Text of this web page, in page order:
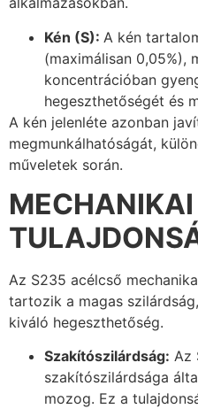
Kén (S): A kén
(maximálisan 0,05%),
koncentrációban
hegeszthetőségét és
A kén jelenléte azonban
megmunkálhatóságát,
műveletek során.
MECHANIKAI
Az S235 acélcső
tartozik a magas
kiváló hegeszthetőség.
Szakítószilárdság: Az
szakítószilárdsága
mozog. Ez a